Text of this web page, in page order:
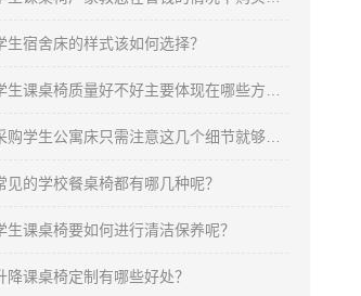
生宿舍床的样式该如何选择？
见的学校餐桌椅都有哪几种呢？
生课桌椅要如何进行清洁保养呢？
降课桌椅定制有哪些好处？